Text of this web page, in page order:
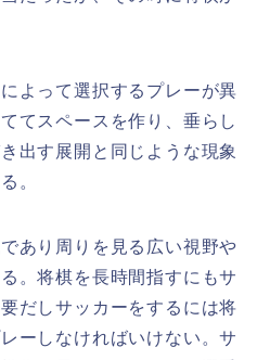
よって選択するプレーが異
てスペースを作り、垂らし
出す展開と同じような現象
。
あり周りを見る広い視野や
。将棋を長時間指すにもサ
だしサッカーをするには将
ーしなければいけない。サ